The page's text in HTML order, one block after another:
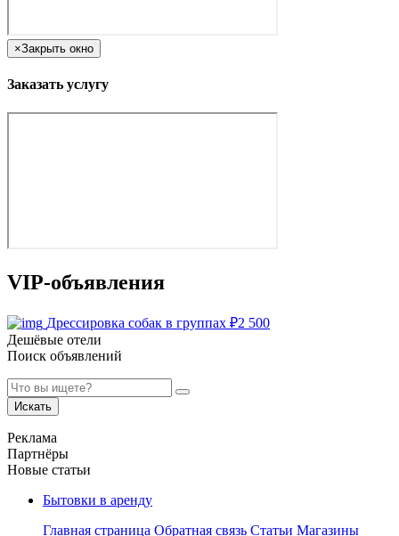
×Закрыть окно
Заказать услугу
VIP-объявления
Дрессировка собак в группах ₽2 500
Дешёвые отели
Поиск объявлений
Искать
Реклама
Партнёры
Новые статьи
Бытовки в аренду
Главная страница Обратная связь Статьи Магазины